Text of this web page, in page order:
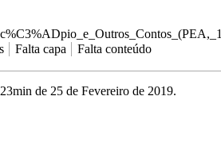
Falta capa Falta conteúdo
de 25 de Fevereiro de 2019.